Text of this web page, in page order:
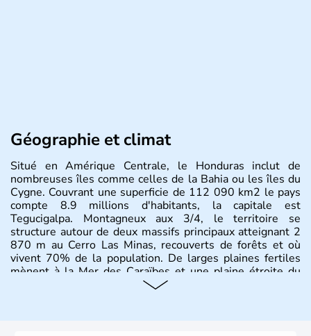
Géographie et climat
Situé en Amérique Centrale, le Honduras inclut de
nombreuses îles comme celles de la Bahia ou les îles du
Cygne. Couvrant une superficie de 112 090 km2 le pays
compte 8.9 millions d'habitants, la capitale est
Tegucigalpa. Montagneux aux 3/4, le territoire se
structure autour de deux massifs principaux atteignant 2
870 m au Cerro Las Minas, recouverts de forêts et où
vivent 70% de la population. De larges plaines fertiles
mènent à la Mer des Caraïbes et une plaine étroite du